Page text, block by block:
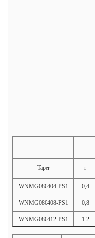
Taper r
WNMG080404-PS1 0,4
WNMG080408-PS1 0,8
WNMG080412-PS1 1.2